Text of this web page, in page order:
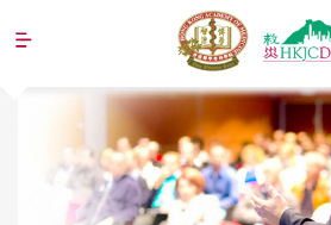
Jump to navigation